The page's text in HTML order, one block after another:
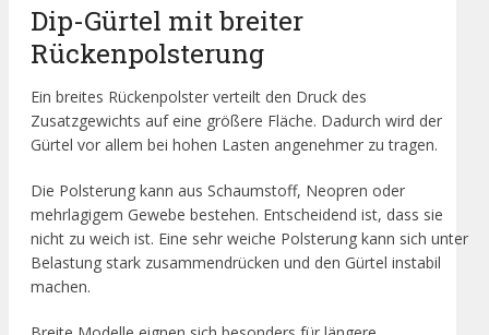
Dip-Gürtel mit breiter
Rückenpolsterung
Ein breites Rückenpolster verteilt den Druck des
Zusatzgewichts auf eine größere Fläche. Dadurch wird der
Gürtel vor allem bei hohen Lasten angenehmer zu tragen.
Die Polsterung kann aus Schaumstoff, Neopren oder
mehrlagigem Gewebe bestehen. Entscheidend ist, dass sie
nicht zu weich ist. Eine sehr weiche Polsterung kann sich unter
Belastung stark zusammendrücken und den Gürtel instabil
machen.